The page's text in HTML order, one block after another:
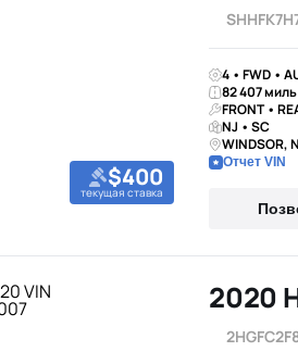
$400
текущая ставка
4 • FWD •
82 407 миль
FRONT •
NJ • SC
WINDSOR,
Отчет VIN
2020